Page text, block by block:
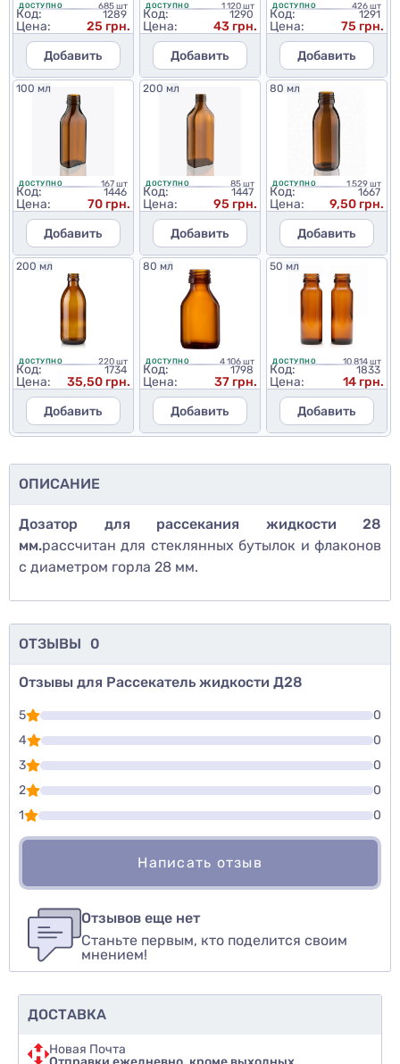
ДОСТУПНО 685 шт
Код: 1289
Цена:
25 грн.
Добавить
ДОСТУПНО 1 120 шт
Код: 1290
Цена:
43 грн.
Добавить
ДОСТУПНО 426 шт
Код: 1291
Цена:
75 грн.
Добавить
100 мл
ДОСТУПНО 167 шт
Код: 1446
Цена:
70 грн.
Добавить
200 мл
ДОСТУПНО 85 шт
Код: 1447
Цена:
95 грн.
Добавить
80 мл
ДОСТУПНО 1 529 шт
Код: 1667
Цена:
9,50 грн.
Добавить
200 мл
ДОСТУПНО 220 шт
Код: 1734
Цена:
35,50 грн.
Добавить
80 мл
ДОСТУПНО 4 106 шт
Код: 1798
Цена:
37 грн.
Добавить
50 мл
ДОСТУПНО 10 814 шт
Код: 1833
Цена:
14 грн.
Добавить
ОПИСАНИЕ
Дозатор для рассекания жидкости 28
мм.рассчитан для стеклянных бутылок и флаконов
с диаметром горла 28 мм.
ОТЗЫВЫ 0
Отзывы для Рассекатель жидкости Д28
5
0
4
0
3
0
2
0
1
0
Написать отзыв
авторизуйтесь иливойдите
Оценить товар
Отзывов еще нет
Станьте первым, кто поделится своим
мнением!
ДОСТАВКА
Новая Почта